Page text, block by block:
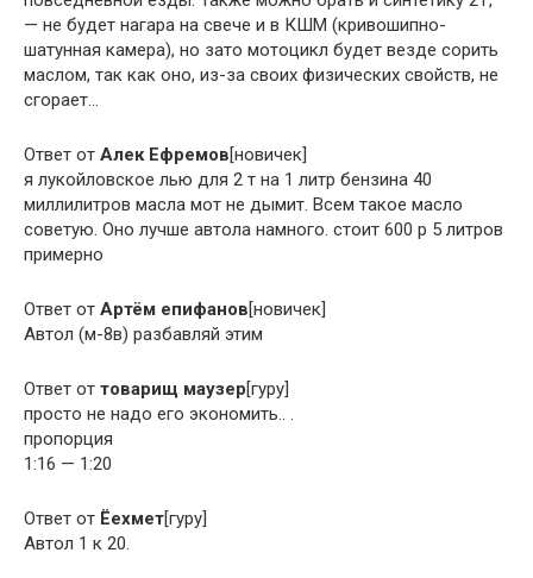
— не будет нагара на свече и в КШМ (кривошипно-
шатунная камера), но зато мотоцикл будет везде сорить
маслом, так как оно, из-за своих физических свойств, не
сгорает…
Ответ от Алек Ефремов[новичек]
я лукойловское лью для 2 т на 1 литр бензина 40
миллилитров масла мот не дымит. Всем такое масло
советую. Оно лучше автола намного. стоит 600 р 5 литров
примерно
Ответ от Артём епифанов[новичек]
Автол (м-8в) разбавляй этим
Ответ от товарищ маузер[гуру]
просто не надо его экономить.. .
пропорция
1:16 — 1:20
Ответ от Ёехмет[гуру]
Автол 1 к 20.